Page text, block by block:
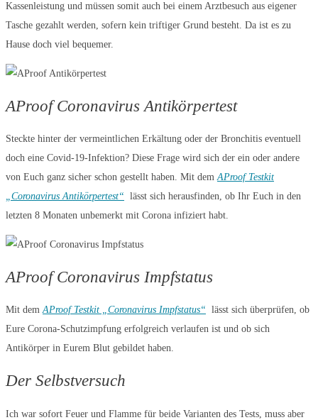
Kassenleistung und müssen somit auch bei einem Arztbesuch aus eigener
Tasche gezahlt werden, sofern kein triftiger Grund besteht. Da ist es zu
Hause doch viel bequemer.
AProof Coronavirus Antikörpertest
Steckte hinter der vermeintlichen Erkältung oder der Bronchitis eventuell
doch eine Covid-19-Infektion? Diese Frage wird sich der ein oder andere
von Euch ganz sicher schon gestellt haben. Mit demAProof Testkit
„Coronavirus Antikörpertest“ lässt sich herausfinden, ob Ihr Euch in den
letzten 8 Monaten unbemerkt mit Corona infiziert habt.
AProof Coronavirus Impfstatus
Mit demAProof Testkit „Coronavirus Impfstatus“ lässt sich überprüfen, ob
Eure Corona-Schutzimpfung erfolgreich verlaufen ist und ob sich
Antikörper in Eurem Blut gebildet haben.
Der Selbstversuch
Ich war sofort Feuer und Flamme für beide Varianten des Tests, muss aber